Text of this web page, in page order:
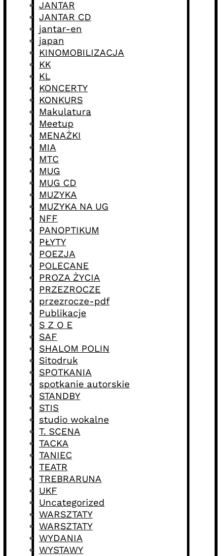
JANTAR
JANTAR CD
jantar-en
japan
KINOMOBILIZACJA
KK
KL
KONCERTY
KONKURS
Makulatura
Meetup
MENAŻKI
MIA
MTC
MUG
MUG CD
MUZYKA
MUZYKA NA UG
NFF
PANOPTIKUM
PŁYTY
POEZJA
POLECANE
PROZA ŻYCIA
PRZEZROCZE
przezrocze-pdf
Publikacje
S Z O E
SAF
SHALOM POLIN
Sitodruk
SPOTKANIA
spotkanie autorskie
STANDBY
STIS
studio wokalne
T. SCENA
TACKA
TANIEC
TEATR
TREBRARUNA
UKF
Uncategorized
WARSZTATY
WARSZTATY
WYDANIA
WYSTAWY